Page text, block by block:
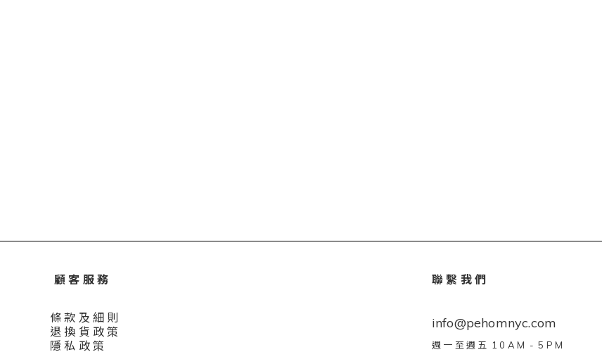
顧 客 服 務
條 款 及 細 則
退 換 貨 政 策
隱 私 政 策
聯 繫 我 們
info@pehomnyc.com
週 一 至 週 五 1 0 A M - 5 P M